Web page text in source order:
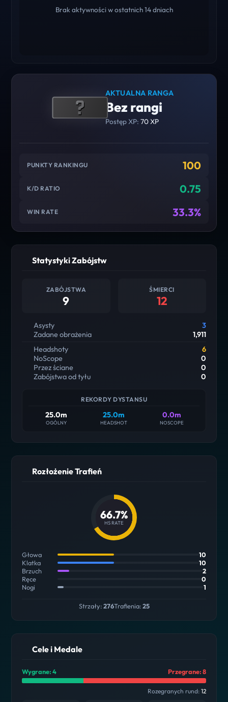
Brak aktywności w ostatnich 14 dniach
AKTUALNA RANGA
Bez rangi
Postęp XP: 70 XP
PUNKTY RANKINGU 100
K/D RATIO 0.75
WIN RATE 33.3%
Statystyki Zabójstw
ZABÓJSTWA
9
ŚMIERCI
12
Asysty
3
Zadane obrażenia
1,911
Headshoty
6
NoScope
0
Przez ściane
0
Zabójstwa od tyłu
0
REKORDY DYSTANSU
25.0m
OGÓLNY
25.0m
HEADSHOT
0.0m
NOSCOPE
Rozłożenie Trafień
66.7%
HS RATE
Głowa
10
Klatka
10
Brzuch
2
Ręce
0
Nogi
1
Strzały:276Trafienia:25
Cele i Medale
Wygrane: 4 Przegrane: 8
Rozegranych rund: 12